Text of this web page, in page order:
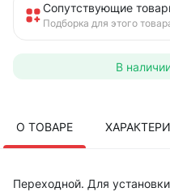
Сопутствующие
Подборка для этого
В
О ТОВАРЕ
Переходной. Для